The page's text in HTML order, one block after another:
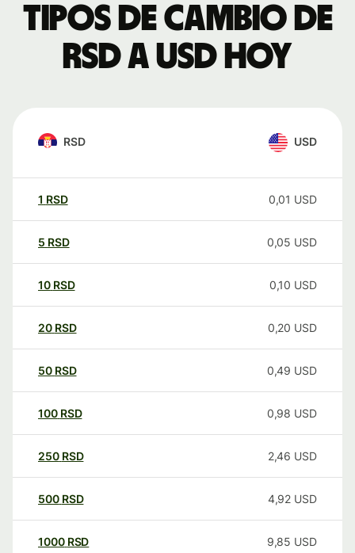
Tipos de cambio de
RSD a USD hoy
RSD USD
1 RSD 0,01 USD
5 RSD 0,05 USD
10 RSD 0,10 USD
20 RSD 0,20 USD
50 RSD 0,49 USD
100 RSD 0,98 USD
250 RSD 2,46 USD
500 RSD 4,92 USD
1000 RSD 9,85 USD